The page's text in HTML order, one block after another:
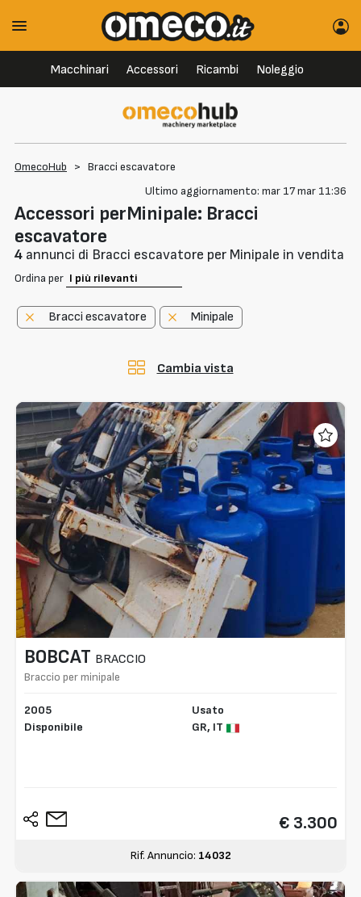
Macchinari Accessori Ricambi Noleggio
OmecoHub > Bracci escavatore
Ultimo aggiornamento: mar 17 mar 11:36
Accessori perMinipale: Bracci
escavatore
4 annunci di Bracci escavatore per Minipale in vendita
Ordina per
Bracci escavatore Minipale
Cambia vista
BOBCAT BRACCIO
Braccio per minipale
2005
Disponibile
Usato
GR, IT
€ 3.300
Rif. Annuncio: 14032